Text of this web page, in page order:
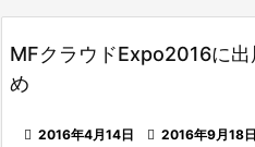
MFクラウドExpo2016に出
め
 2016年4月14日  2016年9月18日